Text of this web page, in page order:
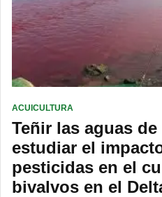
ACUICULTURA
Teñir las aguas
estudiar el
pesticidas en el
bivalvos en el